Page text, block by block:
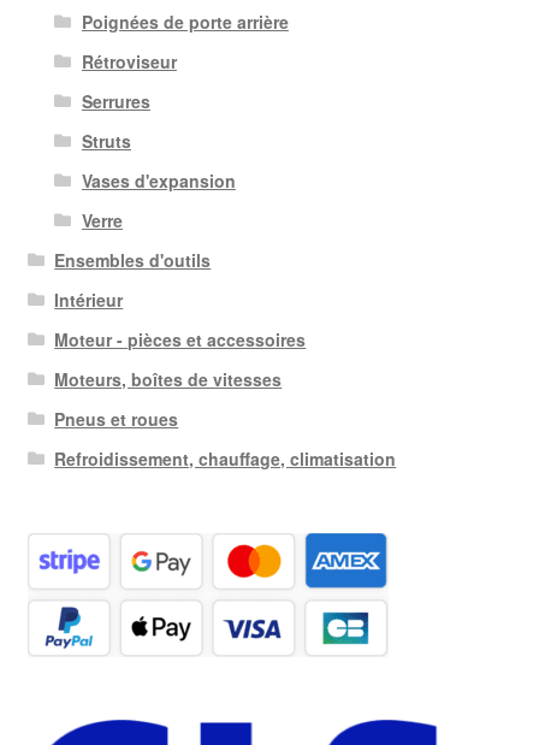
Poignées de porte arrière
Rétroviseur
Serrures
Struts
Vases d'expansion
Verre
Ensembles d'outils
Intérieur
Moteur - pièces et accessoires
Moteurs, boîtes de vitesses
Pneus et roues
Refroidissement, chauffage, climatisation